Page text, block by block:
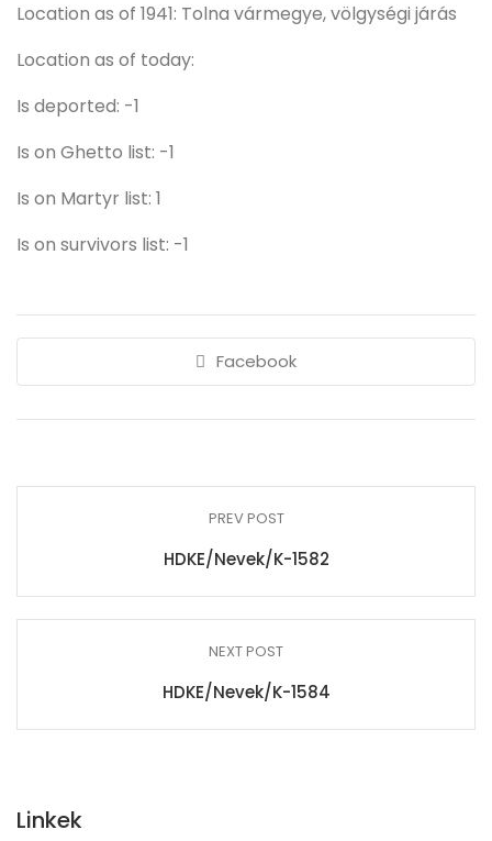
Location as of 1941: Tolna vármegye, völgységi járás
Location as of today:
Is deported: -1
Is on Ghetto list: -1
Is on Martyr list: 1
Is on survivors list: -1
Facebook
PREV POST
HDKE/Nevek/K-1582
NEXT POST
HDKE/Nevek/K-1584
Linkek